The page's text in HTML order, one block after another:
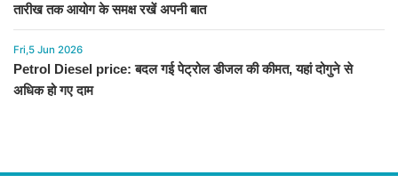
तारीख तक आयोग के समक्ष रखें अपनी बात
Fri,5 Jun 2026
Petrol Diesel price: बदल गई पेट्रोल डीजल की कीमत, यहां दोगुने से
अधिक हो गए दाम